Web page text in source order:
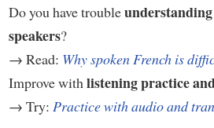
Do you have trouble
speakers?
→ Read: Why spoken French is
Improve with listening practice
→ Try: Practice with audio and